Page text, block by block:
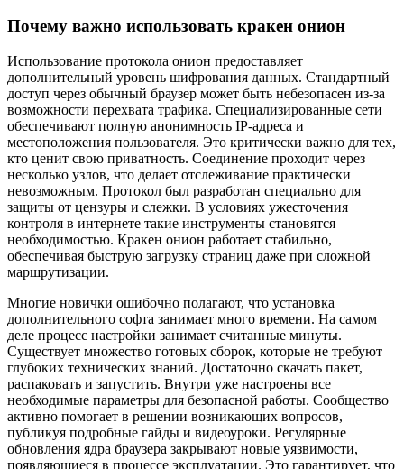
Почему важно использовать кракен онион
Использование протокола онион предоставляет
дополнительный уровень шифрования данных. Стандартный
доступ через обычный браузер может быть небезопасен из-за
возможности перехвата трафика. Специализированные сети
обеспечивают полную анонимность IP-адреса и
местоположения пользователя. Это критически важно для тех,
кто ценит свою приватность. Соединение проходит через
несколько узлов, что делает отслеживание практически
невозможным. Протокол был разработан специально для
защиты от цензуры и слежки. В условиях ужесточения
контроля в интернете такие инструменты становятся
необходимостью. Кракен онион работает стабильно,
обеспечивая быструю загрузку страниц даже при сложной
маршрутизации.
Многие новички ошибочно полагают, что установка
дополнительного софта занимает много времени. На самом
деле процесс настройки занимает считанные минуты.
Существует множество готовых сборок, которые не требуют
глубоких технических знаний. Достаточно скачать пакет,
распаковать и запустить. Внутри уже настроены все
необходимые параметры для безопасной работы. Сообщество
активно помогает в решении возникающих вопросов,
публикуя подробные гайды и видеоуроки. Регулярные
обновления ядра браузера закрывают новые уязвимости,
появляющиеся в процессе эксплуатации. Это гарантирует, что